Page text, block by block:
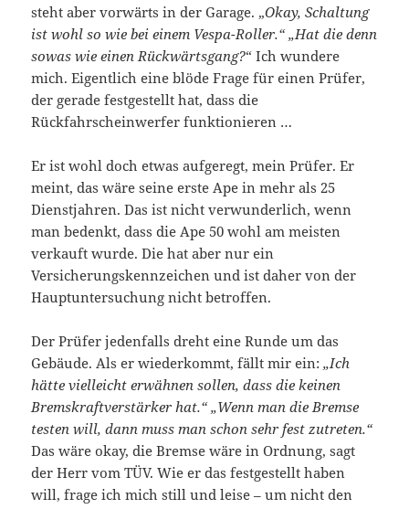
steht aber vorwärts in der Garage. „Okay, Schaltung
ist wohl so wie bei einem Vespa-Roller.“ „Hat die denn
sowas wie einen Rückwärtsgang?“ Ich wundere
mich. Eigentlich eine blöde Frage für einen Prüfer,
der gerade festgestellt hat, dass die
Rückfahrscheinwerfer funktionieren …
Er ist wohl doch etwas aufgeregt, mein Prüfer. Er
meint, das wäre seine erste Ape in mehr als 25
Dienstjahren. Das ist nicht verwunderlich, wenn
man bedenkt, dass die Ape 50 wohl am meisten
verkauft wurde. Die hat aber nur ein
Versicherungskennzeichen und ist daher von der
Hauptuntersuchung nicht betroffen.
Der Prüfer jedenfalls dreht eine Runde um das
Gebäude. Als er wiederkommt, fällt mir ein:„Ich
hätte vielleicht erwähnen sollen, dass die keinen
Bremskraftverstärker hat.“ „Wenn man die Bremse
testen will, dann muss man schon sehr fest zutreten.“
Das wäre okay, die Bremse wäre in Ordnung, sagt
der Herr vom TÜV. Wie er das festgestellt haben
will, frage ich mich still und leise – um nicht den